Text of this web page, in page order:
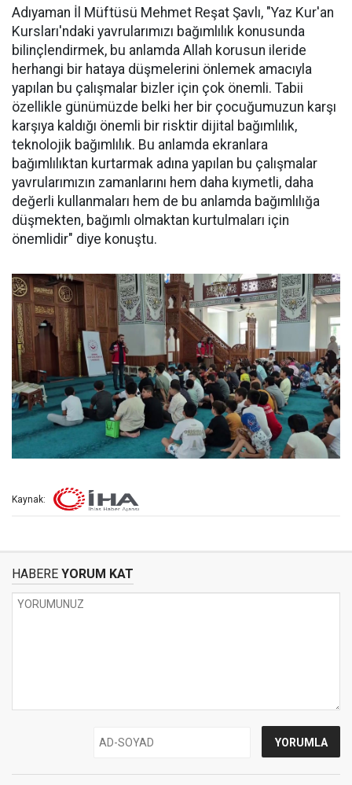
Adıyaman İl Müftüsü Mehmet Reşat Şavlı, "Yaz Kur'an
Kursları'ndaki yavrularımızı bağımlılık konusunda
bilinçlendirmek, bu anlamda Allah korusun ileride
herhangi bir hataya düşmelerini önlemek amacıyla
yapılan bu çalışmalar bizler için çok önemli. Tabii
özellikle günümüzde belki her bir çocuğumuzun karşı
karşıya kaldığı önemli bir risktir dijital bağımlılık,
teknolojik bağımlılık. Bu anlamda ekranlara
bağımlılıktan kurtarmak adına yapılan bu çalışmalar
yavrularımızın zamanlarını hem daha kıymetli, daha
değerli kullanmaları hem de bu anlamda bağımlılığa
düşmekten, bağımlı olmaktan kurtulmaları için
önemlidir" diye konuştu.
Kaynak:
HABERE YORUM KAT